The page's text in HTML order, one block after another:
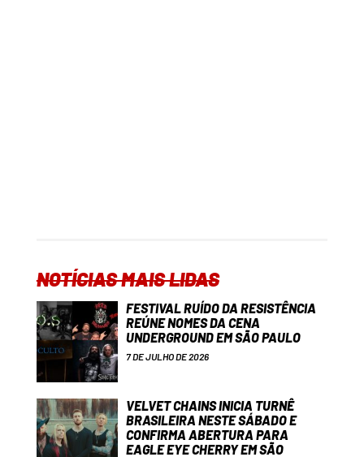
NOTÍCIAS MAIS LIDAS
FESTIVAL RUÍDO DA RESISTÊNCIA
REÚNE NOMES DA CENA
UNDERGROUND EM SÃO PAULO
7 DE JULHO DE 2026
VELVET CHAINS INICIA TURNÊ
BRASILEIRA NESTE SÁBADO E
CONFIRMA ABERTURA PARA
EAGLE EYE CHERRY EM SÃO